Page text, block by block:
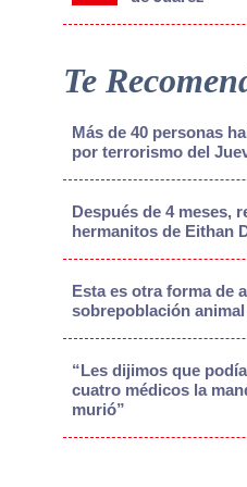
Te
Más de 40 personas
por terrorismo del
Después de 4 meses,
hermanitos de Eithan
Esta es otra forma de
sobrepoblación
“Les dijimos que
cuatro médicos la
murió”